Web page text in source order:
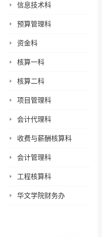
信息技术科
预算管理科
资金科
核算一科
核算二科
项目管理科
会计代理科
收费与薪酬核算科
会计管理科
工程核算科
华文学院财务办